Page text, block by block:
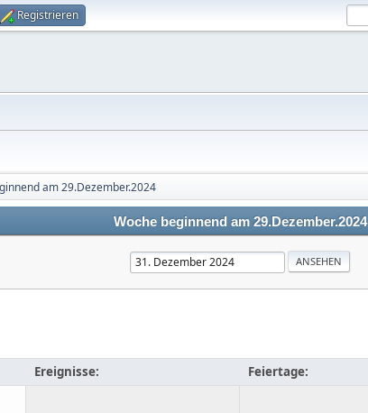
Registrieren
am 29.Dezember.2024
Woche beginnend am 29.Dezember.2024
Ereignisse: Feiertage: